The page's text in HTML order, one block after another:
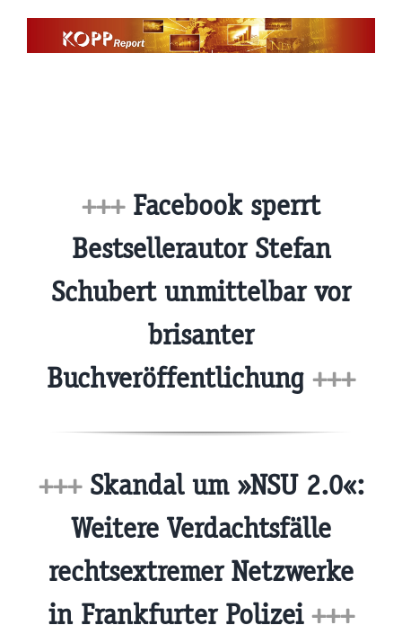
+++ Facebook sperrt
Bestsellerautor Stefan
Schubert unmittelbar vor
brisanter
Buchveröffentlichung +++
+++ Skandal um »NSU 2.0«:
Weitere Verdachtsfälle
rechtsextremer Netzwerke
in Frankfurter Polizei +++